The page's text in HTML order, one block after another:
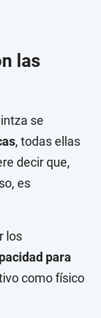
las
se
, todas ellas
decir que,
es
los
para
como físico